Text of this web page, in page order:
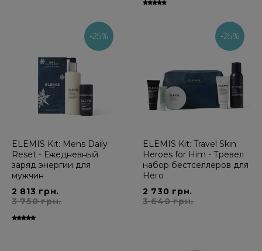
-25%
ELEMIS Kit: Mens Daily
Reset - Ежедневный
заряд энергии для
мужчин
2 813 грн.
3 750 грн.
-25%
ELEMIS Kit: Travel Skin
Heroes for Him - Тревел
набор бестселлеров для
Него
2 730 грн.
3 640 грн.